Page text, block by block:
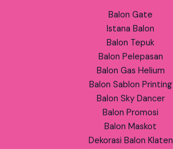
Balon Gate
Istana Balon
Balon Tepuk
Balon Pelepasan
Balon Gas Helium
Balon Sablon Printing
Balon Sky Dancer
Balon Promosi
Balon Maskot
Dekorasi Balon Klaten